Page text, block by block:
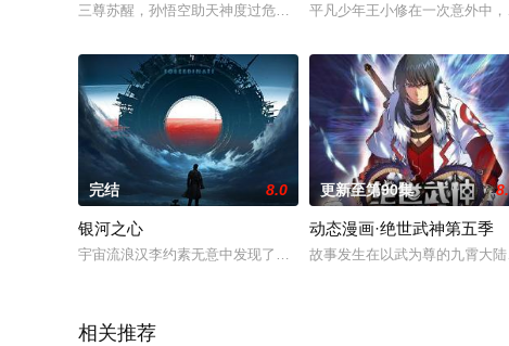
三尊苏醒，孙悟空助天神度过危机。西行小队离散后，沙悟净下阴
平凡少年王小修在一次意外中
完结 8.0
银河之心
宇宙流浪汉李约素无意中发现了多年前失踪的移民飞船“上佳”号，
更新至第90集
动态漫画·绝世武神第五季
故事发生在以武为尊的九霄大
相关推荐